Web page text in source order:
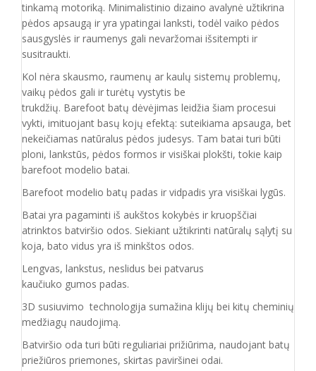
tinkamą motoriką. Minimalistinio dizaino avalynė užtikrina
pėdos apsaugą ir yra ypatingai lanksti, todėl vaiko pėdos
sausgyslės ir raumenys gali nevaržomai išsitempti ir
susitraukti.
Kol nėra skausmo, raumenų ar kaulų sistemų problemų,
vaikų pėdos gali ir turėtų vystytis be
trukdžių. Barefoot batų dėvėjimas leidžia šiam procesui
vykti, imituojant basų kojų efektą: suteikiama apsauga, bet
nekeičiamas natūralus pėdos judesys. Tam batai turi būti
ploni, lankstūs, pėdos formos ir visiškai plokšti, tokie kaip
barefoot modelio batai.
Barefoot modelio batų padas ir vidpadis yra visiškai lygūs.
Batai yra pagaminti iš aukštos kokybės ir kruopščiai
atrinktos batviršio odos. Siekiant užtikrinti natūralų sąlytį su
koja, bato vidus yra iš minkštos odos.
Lengvas, lankstus, neslidus bei patvarus
kaučiuko gumos padas.
3D susiuvimo technologija sumažina klijų bei kitų cheminių
medžiagų naudojimą.
Batviršio oda turi būti reguliariai prižiūrima, naudojant batų
priežiūros priemones, skirtas paviršinei odai.